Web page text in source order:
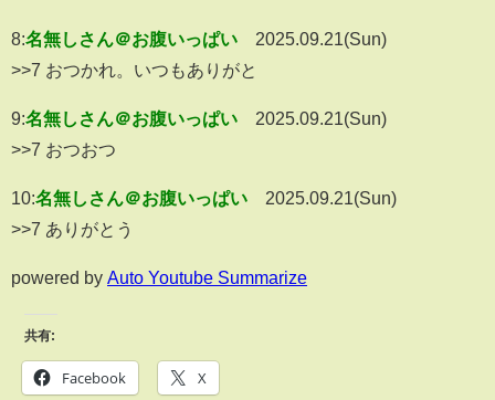
8:名無しさん＠お腹いっぱい
2025.09.21(Sun)
>>7 おつかれ。いつもありがと
9:名無しさん＠お腹いっぱい
2025.09.21(Sun)
>>7 おつおつ
10:名無しさん＠お腹いっぱい
2025.09.21(Sun)
>>7 ありがとう
powered by Auto Youtube Summarize
共有:
Facebook X